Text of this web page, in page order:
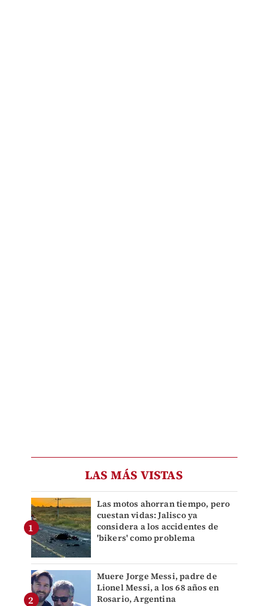
LAS MÁS VISTAS
Las motos ahorran tiempo, pero
cuestan vidas: Jalisco ya
considera a los accidentes de
'bikers' como problema
Muere Jorge Messi, padre de
Lionel Messi, a los 68 años en
Rosario, Argentina